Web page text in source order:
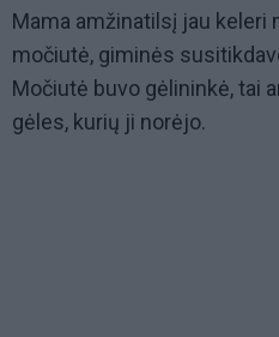
Mama amžinatilsį jau keleri
močiutė, giminės
Močiutė buvo gėlininkė, tai
gėles, kurių ji norėjo.